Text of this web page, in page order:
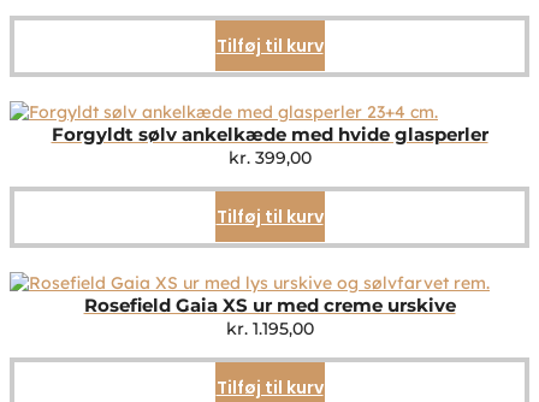
Tilføj til kurv
Forgyldt sølv ankelkæde med hvide glasperler
kr.399,00
Tilføj til kurv
Rosefield Gaia XS ur med creme urskive
kr.1.195,00
Tilføj til kurv